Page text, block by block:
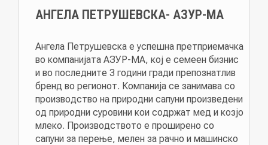
AНГЕЛА ПЕТРУШЕВСКА- АЗУР-МА
Ангела Петрушевска е успешна претприемачка
во компанијата АЗУР-МА, кој е семеен бизнис
и во последните 3 години гради препознатлив
бренд во регионот. Компанија се занимава со
производство на природни сапуни произведени
од природни суровини кои содржат мед и козјо
млеко. Производството е проширено со
сапуни за перење, мелен за рачно и машинско